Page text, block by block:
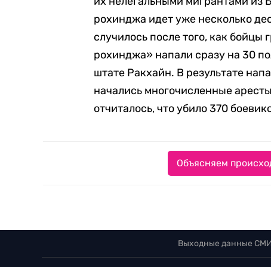
рохинджа идет уже несколько
случилось после того, как
рохинджа» напали сразу на 30
штате Ракхайн. В результате
начались многочисленные
отчиталось, что убило 370
Объясняем
Выходные данные СМИ